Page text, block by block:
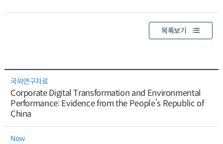
목록보기
국외연구자료
Corporate Digital Transformation and Environmental
Performance: Evidence from the People’s Republic of
China
Now